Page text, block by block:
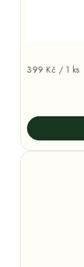
Měrná
399 Kč / 1 ks